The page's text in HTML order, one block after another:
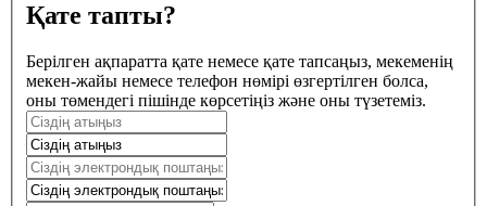
Қате тапты?
Берілген ақпаратта қате немесе қате тапсаңыз, мекеменің
мекен-жайы немесе телефон нөмірі өзгертілген болса,
оны төмендегі пішінде көрсетіңіз және оны түзетеміз.